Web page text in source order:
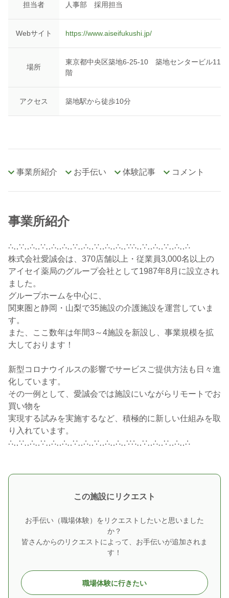
担当者 人事部 採用担当
Webサイト https://www.aiseifukushi.jp/
場所
東京都中央区築地6‐25‐10 築地センタービル11
階
アクセス 築地駅から徒歩10分
事業所紹介 お手伝い 体験記事 コメント
事業所紹介
∴‥∵‥∴‥∵‥∴‥∴‥∵‥∴‥∵‥∴‥∴‥∵∴‥∵‥∴‥∵‥∴‥∴
株式会社愛誠会は、370店舗以上・従業員3,000名以上の
アイセイ薬局のグループ会社として1987年8月に設立され
ました。
グループホームを中心に、
関東圏と静岡・山梨で35施設の介護施設を運営していま
す。
また、ここ数年は年間3～4施設を新設し、事業規模を拡
大しております！
新型コロナウイルスの影響でサービスご提供方法も日々進
化しています。
その一例として、愛誠会では施設にいながらリモートでお
買い物を
実現する試みを実施するなど、積極的に新しい仕組みを取
り入れています。
∴‥∵‥∴‥∵‥∴‥∴‥∵‥∴‥∵‥∴‥∴‥∵∴‥∵‥∴‥∵‥∴‥∴
この施設にリクエスト
お手伝い（職場体験）をリクエストしたいと思いました
か？
皆さんからのリクエストによって、お手伝いが追加されま
す！
職場体験に行きたい